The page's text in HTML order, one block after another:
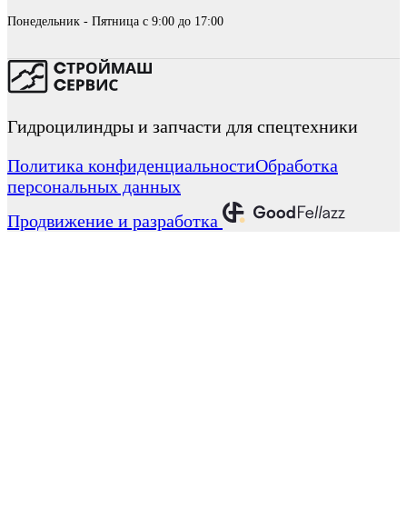
Понедельник - Пятница с 9:00 до 17:00
Гидроцилиндры и запчасти для спецтехники
Политика конфиденциальностиОбработка
персональных данных
Продвижение и разработка